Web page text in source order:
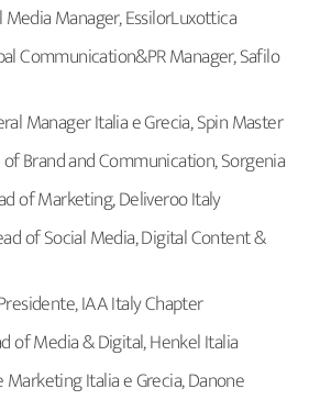
Manager, EssilorLuxottica
Communication&PR Manager, Safilo
Manager Italia e Grecia, Spin Master
of Brand and Communication, Sorgenia
of Marketing, Deliveroo Italy
of Social Media, Digital Content &
IAA Italy Chapter
of Media & Digital, Henkel Italia
Italia e Grecia, Danone